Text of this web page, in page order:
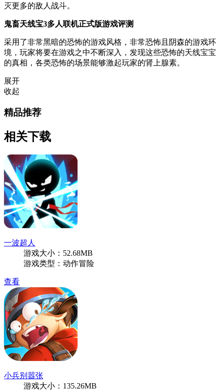
灭更多的敌人战斗。
鬼畜天线宝3多人联机正式版游戏评测
采用了非常黑暗的恐怖的游戏风格，非常恐怖且阴森的游戏环
境，玩家将要在游戏之中不断深入，发现这些恐怖的天线宝宝
的真相，各类恐怖的场景能够激起玩家的肾上腺素。
展开
收起
精品推荐
相关下载
一波超人
游戏大小：52.68MB
游戏类型：动作冒险
查看
小兵别嚣张
游戏大小：135.26MB